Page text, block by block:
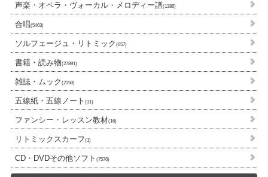
声楽・オペラ・ヴォーカル・メロディー譜(1386)
合唱(5463)
ソルフェージュ・リトミック (657)
書籍・読み物(27891)
雑誌・ムック (2350)
五線紙・五線ノート (31)
ファンシー・レッスン教材(16)
リトミックスカーフ(1)
CD・DVDその他ソフト (7576)